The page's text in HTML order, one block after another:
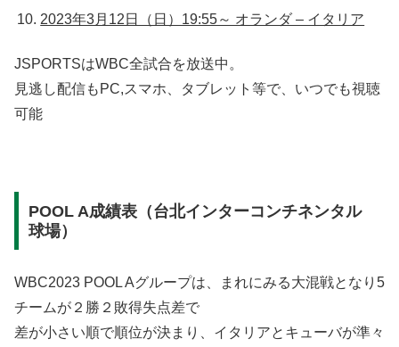
2023年3月12日（日）19:55～ オランダ – イタリア
JSPORTSはWBC全試合を放送中。
見逃し配信もPC,スマホ、タブレット等で、いつでも視聴
可能
POOL A成績表（台北インターコンチネンタル
球場）
WBC2023 POOL Aグループは、まれにみる大混戦となり5
チームが２勝２敗得失点差で
差が小さい順で順位が決まり、イタリアとキューバが準々